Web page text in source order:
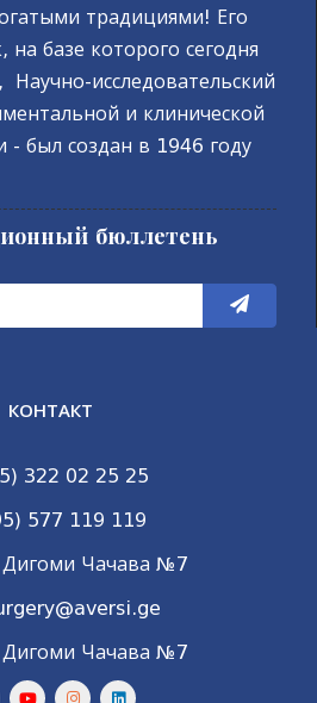
традициями! Его
на базе которого сегодня
Научно-исследовательский
и клинической
- был создан в 1946 году
бюллетень
КОНТАКТ
322 02 25 25
577 119 119
Дигоми Чачава №7
Дигоми Чачава №7